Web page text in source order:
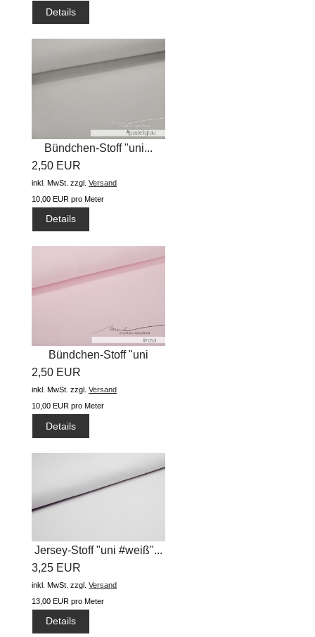
Details
Bündchen-Stoff "uni...
2,50 EUR
inkl. MwSt. zzgl. Versand
10,00 EUR pro Meter
Details
Bündchen-Stoff "uni
#rosa"...
2,50 EUR
inkl. MwSt. zzgl. Versand
10,00 EUR pro Meter
Details
Jersey-Stoff "uni #weiß"...
3,25 EUR
inkl. MwSt. zzgl. Versand
13,00 EUR pro Meter
Details